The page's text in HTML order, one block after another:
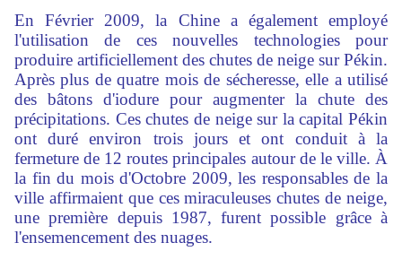
En Février 2009, la Chine a également employé
l'utilisation de ces nouvelles technologies pour
produire artificiellement des chutes de neige sur Pékin.
Après plus de quatre mois de sécheresse, elle a utilisé
des bâtons d'iodure pour augmenter la chute des
précipitations. Ces chutes de neige sur la capital Pékin
ont duré environ trois jours et ont conduit à la
fermeture de 12 routes principales autour de le ville. À
la fin du mois d'Octobre 2009, les responsables de la
ville affirmaient que ces miraculeuses chutes de neige,
une première depuis 1987, furent possible grâce à
l'ensemencement des nuages.